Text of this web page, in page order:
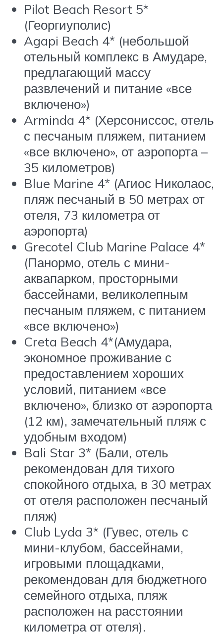
Pilot Beach Resort 5*
(Георгиуполис)
Agapi Beach 4* (небольшой
отельный комплекс в Амударе,
предлагающий массу
развлечений и питание «все
включено»)
Arminda 4* (Херсониссос, отель
с песчаным пляжем, питанием
«все включено», от аэропорта –
35 километров)
Blue Marine 4* (Агиос Николаос,
пляж песчаный в 50 метрах от
отеля, 73 километра от
аэропорта)
Grecotel Club Marine Palace 4*
(Панормо, отель с мини-
аквапарком, просторными
бассейнами, великолепным
песчаным пляжем, с питанием
«все включено»)
Creta Beach 4*(Амудара,
экономное проживание с
предоставлением хороших
условий, питанием «все
включено», близко от аэропорта
(12 км), замечательный пляж с
удобным входом)
Bali Star 3* (Бали, отель
рекомендован для тихого
спокойного отдыха, в 30 метрах
от отеля расположен песчаный
пляж)
Club Lyda 3* (Гувес, отель с
мини-клубом, бассейнами,
игровыми площадками,
рекомендован для бюджетного
семейного отдыха, пляж
расположен на расстоянии
километра от отеля).